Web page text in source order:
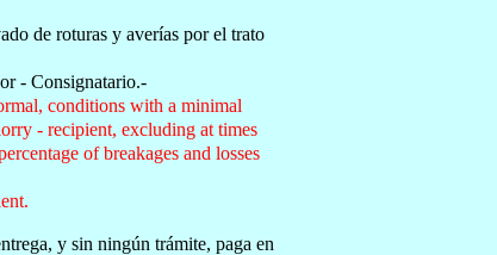
de roturas y averías por el trato
- Consignatario.-
conditions with a minimal
- recipient, excluding at times
of breakages and losses
y sin ningún trámite, paga en